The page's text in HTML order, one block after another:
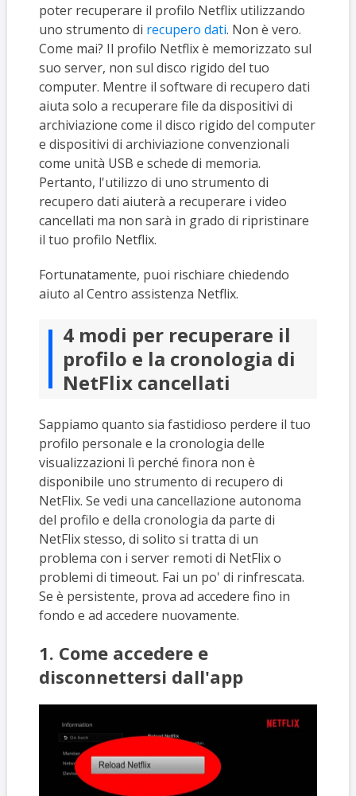
poter recuperare il profilo Netflix utilizzando
uno strumento di recupero dati. Non è vero.
Come mai? Il profilo Netflix è memorizzato sul
suo server, non sul disco rigido del tuo
computer. Mentre il software di recupero dati
aiuta solo a recuperare file da dispositivi di
archiviazione come il disco rigido del computer
e dispositivi di archiviazione convenzionali
come unità USB e schede di memoria.
Pertanto, l'utilizzo di uno strumento di
recupero dati aiuterà a recuperare i video
cancellati ma non sarà in grado di ripristinare
il tuo profilo Netflix.
Fortunatamente, puoi rischiare chiedendo
aiuto al Centro assistenza Netflix.
4 modi per recuperare il
profilo e la cronologia di
NetFlix cancellati
Sappiamo quanto sia fastidioso perdere il tuo
profilo personale e la cronologia delle
visualizzazioni lì perché finora non è
disponibile uno strumento di recupero di
NetFlix. Se vedi una cancellazione autonoma
del profilo e della cronologia da parte di
NetFlix stesso, di solito si tratta di un
problema con i server remoti di NetFlix o
problemi di timeout. Fai un po' di rinfrescata.
Se è persistente, prova ad accedere fino in
fondo e ad accedere nuovamente.
1. Come accedere e
disconnettersi dall'app